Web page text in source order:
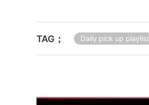
TAG； Daily pick up playlist